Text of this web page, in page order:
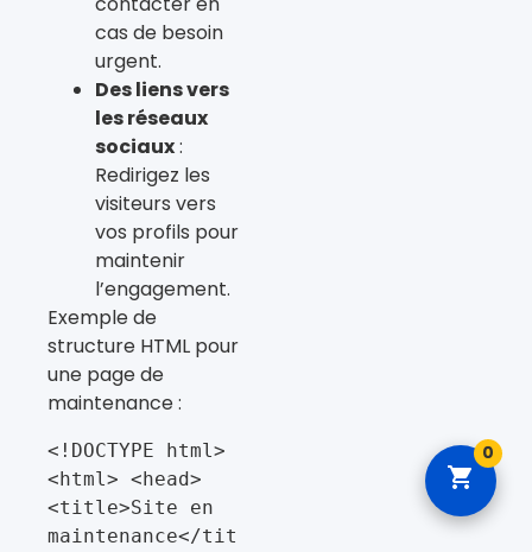
cas de besoin
urgent.
Des liens vers
les réseaux
sociaux:
Redirigez les
visiteurs vers
vos profils pour
maintenir
l’engagement.
Exemple de
structure HTML pour
une page de
maintenance :
<!DOCTYPE html>
<html> <head>
<title>Site en
maintenance</tit
0